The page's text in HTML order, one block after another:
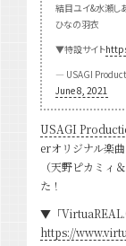
結目ユイ&水瀬し
ひなの羽衣
▼特設サイト
— USAGI
June 8, 2021
USAGI
erオリジナル楽
（天野ピカミィ
た！
▼「
https://